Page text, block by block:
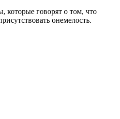
которые говорят о том, что
онемелость.